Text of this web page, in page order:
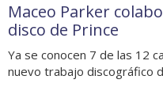
Maceo Parker
disco de Prince
Ya se conocen 7 de las 12
nuevo trabajo discográfico